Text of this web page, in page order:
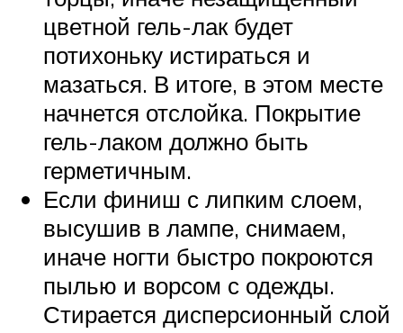
цветной гель-лак будет
потихоньку истираться и
мазаться. В итоге, в этом месте
начнется отслойка. Покрытие
гель-лаком должно быть
герметичным.
Если финиш с липким слоем,
высушив в лампе, снимаем,
иначе ногти быстро покроются
пылью и ворсом с одежды.
Стирается дисперсионный слой